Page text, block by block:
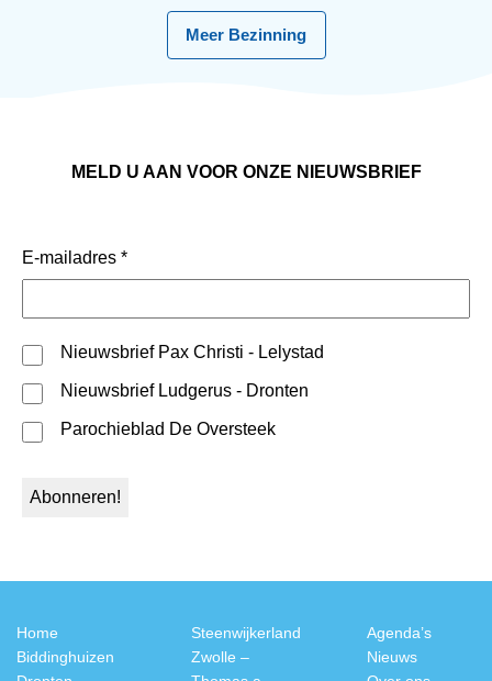
Meer Bezinning
MELD U AAN VOOR ONZE NIEUWSBRIEF
E-mailadres *
Nieuwsbrief Pax Christi - Lelystad
Nieuwsbrief Ludgerus - Dronten
Parochieblad De Oversteek
Home
Biddinghuizen
Steenwijkerland
Zwolle –
Agenda’s
Nieuws